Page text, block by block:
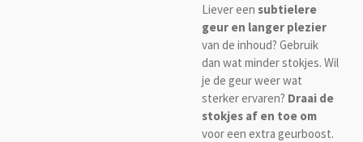
Liever een subtielere
geur en langer plezier
van de inhoud? Gebruik
dan wat minder stokjes. Wil
je de geur weer wat
sterker ervaren? Draai de
stokjes af en toe om
voor een extra geurboost.